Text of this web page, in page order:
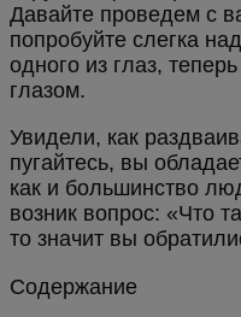
Давайте проведем с
попробуйте слегка
одного из глаз,
глазом.
Увидели, как
пугайтесь, вы
как и большинство
возник вопрос: «Что
то значит вы
Содержание